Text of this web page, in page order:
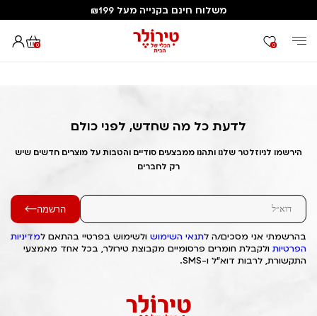
משלוח חינם בקנייה מעל ₪199
0 0
דף הבית Out of Stock Alert 2025/02/06 1738848533
לדעת כל מה שחדש, לפני כולם
הירשמו לניוזלטר שלנו ותהנו ממבצעים סודיים והטבות על מוצרים חדשים שיש
רק לחברים
הרשמה
בהרשמתי אני מסכים/ה לתנאי השימוש ולשימוש בפרטיי בהתאם למדיניות
הפרטיות ולקבלת חומרים פרסומיים מקבוצת טירולר, בכל אחד מאמצעי
התקשורת, לרבות דוא"ל ו-SMS.